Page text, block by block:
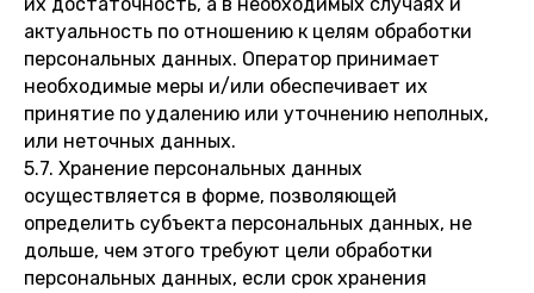
актуальность по отношению к целям обработки
персональных данных. Оператор принимает
необходимые меры и/или обеспечивает их
принятие по удалению или уточнению неполных,
или неточных данных.
5.7. Хранение персональных данных
осуществляется в форме, позволяющей
определить субъекта персональных данных, не
дольше, чем этого требуют цели обработки
персональных данных, если срок хранения